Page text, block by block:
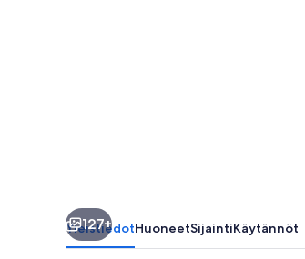
127+
YleistiedotHuoneetSijaintiKäytännöt